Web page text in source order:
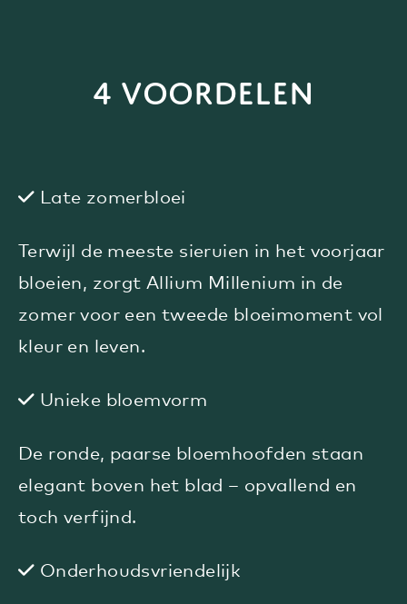
4 voordelen
Late zomerbloei
Terwijl de meeste sieruien in het voorjaar
bloeien, zorgt Allium Millenium in de
zomer voor een tweede bloeimoment vol
kleur en leven.
Unieke bloemvorm
De ronde, paarse bloemhoofden staan
elegant boven het blad – opvallend en
toch verfijnd.
Onderhoudsvriendelijk